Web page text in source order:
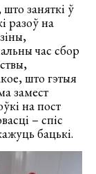
заняткі ў
разоў на
час сбор
што гэтыя
замест
на пост
– спіс
бацькі.